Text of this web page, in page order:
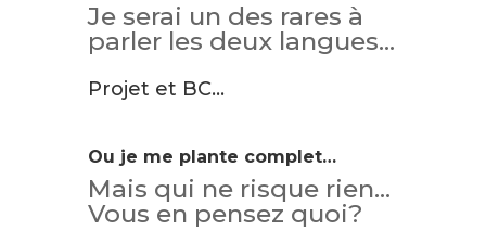
Je serai un des rares à
parler les deux langues…
Projet et BC…
Ou je me plante complet…
Mais qui ne risque rien…
Vous en pensez quoi?